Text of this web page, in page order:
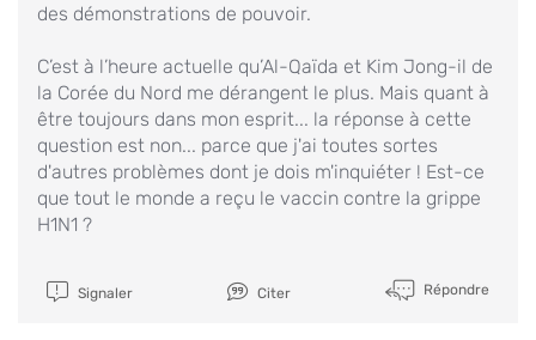
des démonstrations de pouvoir.
C’est à l’heure actuelle qu’Al-Qaïda et Kim Jong-il de
la Corée du Nord me dérangent le plus. Mais quant à
être toujours dans mon esprit... la réponse à cette
question est non... parce que j'ai toutes sortes
d'autres problèmes dont je dois m'inquiéter ! Est-ce
que tout le monde a reçu le vaccin contre la grippe
H1N1 ?
Signaler Citer Répondre